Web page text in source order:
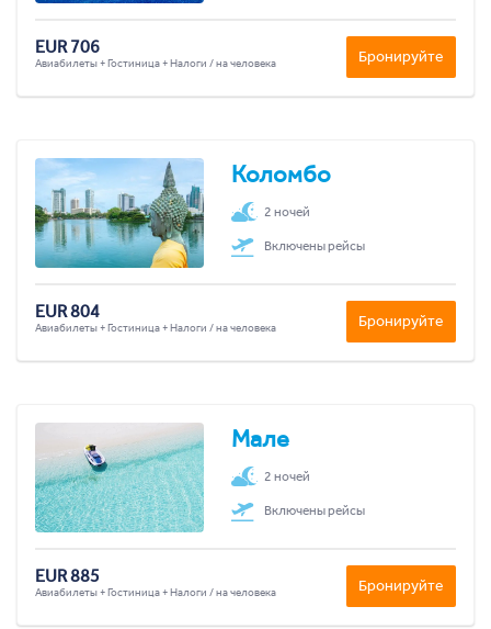
EUR 706
Авиабилеты + Гостиница + Налоги / на человека Бронируйте
Коломбо
2 ночей
Включены рейсы
EUR 804
Авиабилеты + Гостиница + Налоги / на человека Бронируйте
Мале
2 ночей
Включены рейсы
EUR 885
Авиабилеты + Гостиница + Налоги / на человека Бронируйте